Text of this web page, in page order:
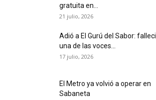
gratuita en...
21 julio, 2026
Adió a El Gurú del Sabor:
una de las voces...
17 julio, 2026
El Metro ya volvió a operar en
Sabaneta